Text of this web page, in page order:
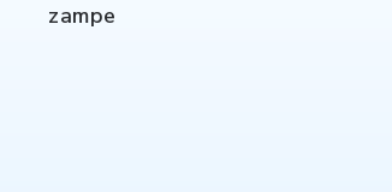
zampe